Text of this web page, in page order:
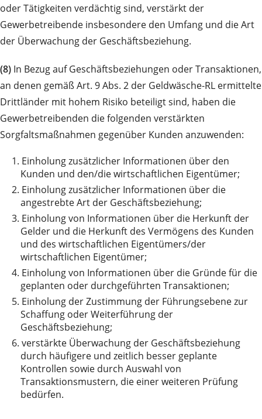
oder Tätigkeiten verdächtig sind, verstärkt der
Gewerbetreibende insbesondere den Umfang und die Art
der Überwachung der Geschäftsbeziehung.
(8) In Bezug auf Geschäftsbeziehungen oder Transaktionen,
an denen gemäß Art. 9 Abs. 2 der Geldwäsche-RL ermittelte
Drittländer mit hohem Risiko beteiligt sind, haben die
Gewerbetreibenden die folgenden verstärkten
Sorgfaltsmaßnahmen gegenüber Kunden anzuwenden:
1. Einholung zusätzlicher Informationen über den
Kunden und den/die wirtschaftlichen Eigentümer;
2. Einholung zusätzlicher Informationen über die
angestrebte Art der Geschäftsbeziehung;
3. Einholung von Informationen über die Herkunft der
Gelder und die Herkunft des Vermögens des Kunden
und des wirtschaftlichen Eigentümers/der
wirtschaftlichen Eigentümer;
4. Einholung von Informationen über die Gründe für die
geplanten oder durchgeführten Transaktionen;
5. Einholung der Zustimmung der Führungsebene zur
Schaffung oder Weiterführung der
Geschäftsbeziehung;
6. verstärkte Überwachung der Geschäftsbeziehung
durch häufigere und zeitlich besser geplante
Kontrollen sowie durch Auswahl von
Transaktionsmustern, die einer weiteren Prüfung
bedürfen.